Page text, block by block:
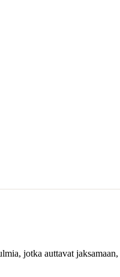
jotka auttavat